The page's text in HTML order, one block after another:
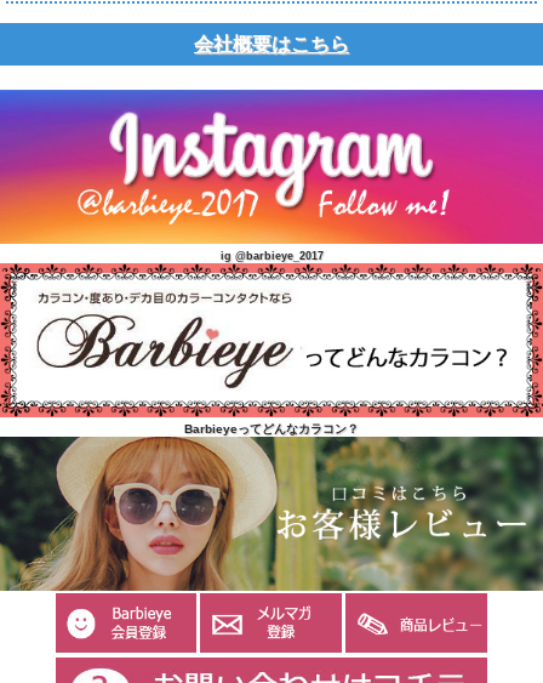
会社概要はこちら
ig @barbieye_2017
Barbieyeってどんなカラコン？